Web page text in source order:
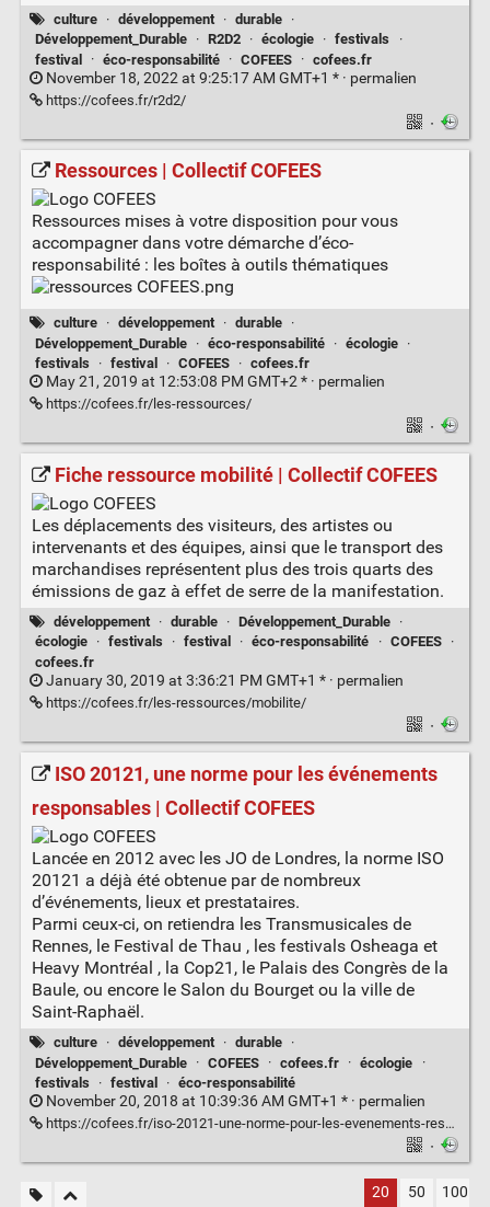
culture · développement · durable ·
Développement_Durable
· R2D2 · écologie · festivals
·
festival
· éco-responsabilité · COFEES · cofees.fr
November 18, 2022 at 9:25:17 AM GMT+1 * · permalien
https://cofees.fr/r2d2/
·
Ressources | Collectif COFEES
Ressources mises à votre disposition pour vous
accompagner dans votre démarche d’éco-
responsabilité : les boîtes à outils thématiques
culture · développement · durable ·
Développement_Durable
· éco-responsabilité · écologie ·
festivals
· festival · COFEES · cofees.fr
May 21, 2019 at 12:53:08 PM GMT+2 * · permalien
https://cofees.fr/les-ressources/
·
Fiche ressource mobilité | Collectif COFEES
Les déplacements des visiteurs, des artistes ou
intervenants et des équipes, ainsi que le transport des
marchandises représentent plus des trois quarts des
émissions de gaz à effet de serre de la manifestation.
développement · durable · Développement_Durable ·
écologie
· festivals · festival · éco-responsabilité · COFEES
·
cofees.fr
January 30, 2019 at 3:36:21 PM GMT+1 * · permalien
https://cofees.fr/les-ressources/mobilite/
·
ISO 20121, une norme pour les événements
responsables | Collectif COFEES
Lancée en 2012 avec les JO de Londres, la norme ISO
20121 a déjà été obtenue par de nombreux
d’événements, lieux et prestataires.
Parmi ceux-ci, on retiendra les Transmusicales de
Rennes, le Festival de Thau , les festivals Osheaga et
Heavy Montréal , la Cop21, le Palais des Congrès de la
Baule, ou encore le Salon du Bourget ou la ville de
Saint-Raphaël.
culture · développement · durable ·
Développement_Durable
· COFEES · cofees.fr · écologie
·
festivals
· festival · éco-responsabilité
November 20, 2018 at 10:39:36 AM GMT+1 * · permalien
https://cofees.fr/iso-20121-une-norme-pour-les-evenements-responsables/
·
20 50 100